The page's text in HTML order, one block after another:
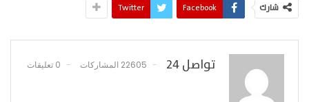
شارك Facebook
Twitter
تواصل 24 22605 المشاركات 0 تعليقات